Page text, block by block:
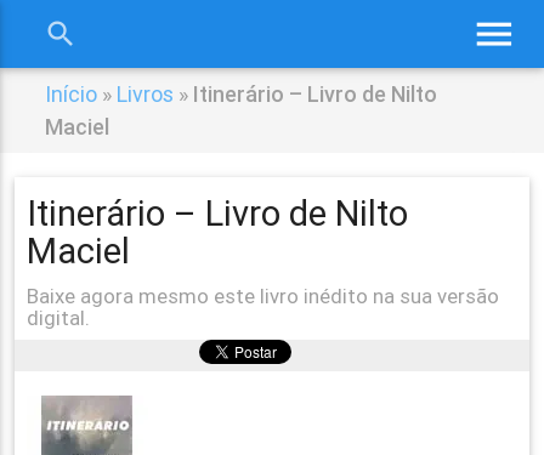
menu
search
Início » Livros » Itinerário – Livro de Nilto
Maciel
Itinerário – Livro de Nilto
Maciel
Baixe agora mesmo este livro inédito na sua versão
digital.